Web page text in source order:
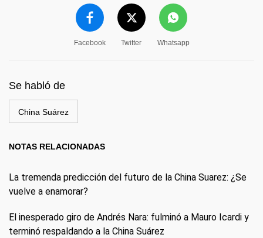
Facebook Twitter Whatsapp
Se habló de
China Suárez
NOTAS RELACIONADAS
La tremenda predicción del futuro de la China Suarez: ¿Se
vuelve a enamorar?
El inesperado giro de Andrés Nara: fulminó a Mauro Icardi y
terminó respaldando a la China Suárez